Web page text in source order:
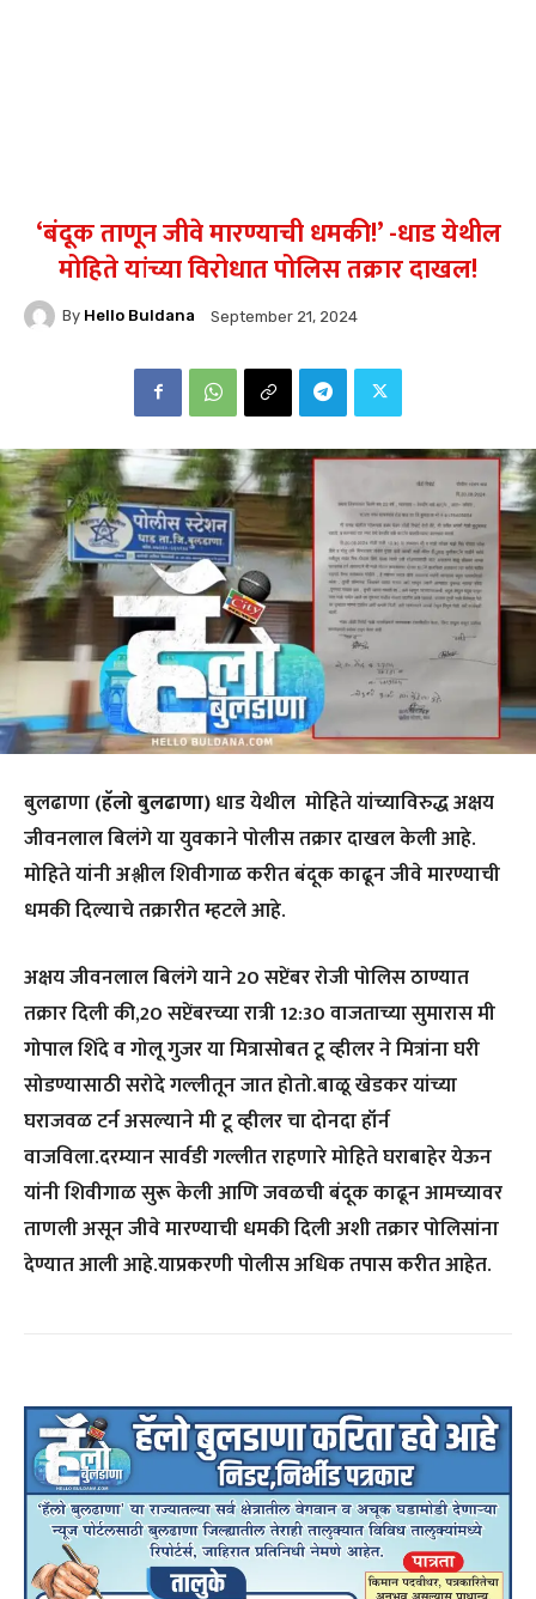
‘बंदूक ताणून जीवे मारण्याची धमकी!’ -धाड येथील
मोहिते यांच्या विरोधात पोलिस तक्रार दाखल!
By Hello Buldana September 21, 2024
बुलढाणा(हॅलो बुलढाणा)धाड येथील मोहिते यांच्याविरुद्ध अक्षय
जीवनलाल बिलंगे या युवकाने पोलीस तक्रार दाखल केली आहे.
मोहिते यांनी अश्लील शिवीगाळ करीत बंदूक काढून जीवे मारण्याची
धमकी दिल्याचे तक्रारीत म्हटले आहे.
अक्षय जीवनलाल बिलंगे याने 20 सप्टेंबर रोजी पोलिस ठाण्यात
तक्रार दिली की,20 सप्टेंबरच्या रात्री 12:30 वाजताच्या सुमारास मी
गोपाल शिंदे व गोलू गुजर या मित्रासोबत टू व्हीलर ने मित्रांना घरी
सोडण्यासाठी सरोदे गल्लीतून जात होतो.बाळू खेडकर यांच्या
घराजवळ टर्न असल्याने मी टू व्हीलर चा दोनदा हॉर्न
वाजविला.दरम्यान सार्वडी गल्लीत राहणारे मोहिते घराबाहेर येऊन
यांनी शिवीगाळ सुरू केली आणि जवळची बंदूक काढून आमच्यावर
ताणली असून जीवे मारण्याची धमकी दिली अशी तक्रार पोलिसांना
देण्यात आली आहे.याप्रकरणी पोलीस अधिक तपास करीत आहेत.